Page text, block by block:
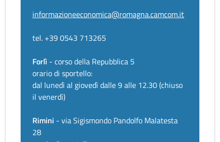
informazioneeconomica@romagna.camcom.it
tel. +39 0543 713265
Forlì - corso della Repubblica 5
orario di sportello:
dal lunedì al giovedì dalle 9 alle 12.30 (chiuso
il venerdì)
Rimini - via Sigismondo Pandolfo Malatesta
28